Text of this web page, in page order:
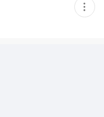
현
재